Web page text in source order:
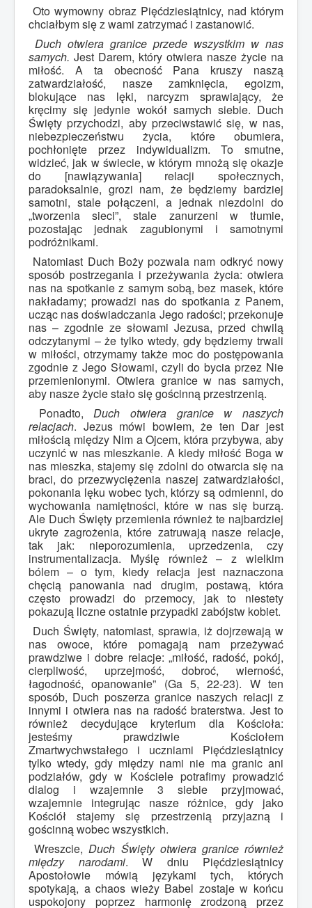
Oto wymowny obraz Pięćdziesiątnicy, nad którym
chciałbym się z wami zatrzymać i zastanowić.
Duch otwiera granice przede wszystkim w nas
samych. Jest Darem, który otwiera nasze życie na
miłość. A ta obecność Pana kruszy naszą
zatwardziałość, nasze zamknięcia, egoizm,
blokujące nas lęki, narcyzm sprawiający, że
kręcimy się jedynie wokół samych siebie. Duch
Święty przychodzi, aby przeciwstawić się, w nas,
niebezpieczeństwu życia, które obumiera,
pochłonięte przez indywidualizm. To smutne,
widzieć, jak w świecie, w którym mnożą się okazje
do [nawiązywania] relacji społecznych,
paradoksalnie, grozi nam, że będziemy bardziej
samotni, stale połączeni, a jednak niezdolni do
„tworzenia sieci”, stale zanurzeni w tłumie,
pozostając jednak zagubionymi i samotnymi
podróżnikami.
Natomiast Duch Boży pozwala nam odkryć nowy
sposób postrzegania i przeżywania życia: otwiera
nas na spotkanie z samym sobą, bez masek, które
nakładamy; prowadzi nas do spotkania z Panem,
ucząc nas doświadczania Jego radości; przekonuje
nas – zgodnie ze słowami Jezusa, przed chwilą
odczytanymi – że tylko wtedy, gdy będziemy trwali
w miłości, otrzymamy także moc do postępowania
zgodnie z Jego Słowami, czyli do bycia przez Nie
przemienionymi. Otwiera granice w nas samych,
aby nasze życie stało się gościnną przestrzenią.
Ponadto,Duch otwiera granice w naszych
relacjach. Jezus mówi bowiem, że ten Dar jest
miłością między Nim a Ojcem, która przybywa, aby
uczynić w nas mieszkanie. A kiedy miłość Boga w
nas mieszka, stajemy się zdolni do otwarcia się na
braci, do przezwyciężenia naszej zatwardziałości,
pokonania lęku wobec tych, którzy są odmienni, do
wychowania namiętności, które w nas się burzą.
Ale Duch Święty przemienia również te najbardziej
ukryte zagrożenia, które zatruwają nasze relacje,
tak jak: nieporozumienia, uprzedzenia, czy
instrumentalizacja. Myślę również – z wielkim
bólem – o tym, kiedy relacja jest naznaczona
chęcią panowania nad drugim, postawą, która
często prowadzi do przemocy, jak to niestety
pokazują liczne ostatnie przypadki zabójstw kobiet.
Duch Święty, natomiast, sprawia, iż dojrzewają w
nas owoce, które pomagają nam przeżywać
prawdziwe i dobre relacje: „miłość, radość, pokój,
cierpliwość, uprzejmość, dobroć, wierność,
łagodność, opanowanie” (Ga 5, 22-23). W ten
sposób, Duch poszerza granice naszych relacji z
innymi i otwiera nas na radość braterstwa. Jest to
również decydujące kryterium dla Kościoła:
jesteśmy prawdziwie Kościołem
Zmartwychwstałego i uczniami Pięćdziesiątnicy
tylko wtedy, gdy między nami nie ma granic ani
podziałów, gdy w Kościele potrafimy prowadzić
dialog i wzajemnie 3 siebie przyjmować,
wzajemnie integrując nasze różnice, gdy jako
Kościół stajemy się przestrzenią przyjazną i
gościnną wobec wszystkich.
Wreszcie,Duch Święty otwiera granice również
między narodami. W dniu Pięćdziesiątnicy
Apostołowie mówią językami tych, których
spotykają, a chaos wieży Babel zostaje w końcu
uspokojony poprzez harmonię zrodzoną przez